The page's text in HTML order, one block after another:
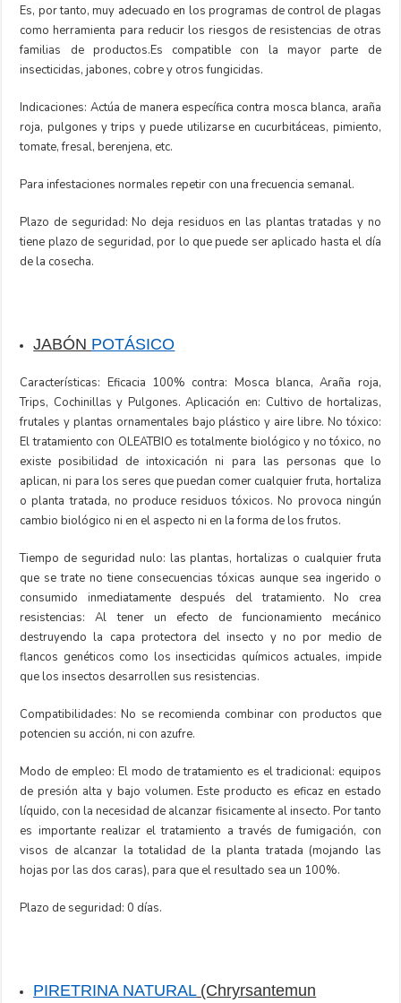
Es, por tanto, muy adecuado en los programas de control de plagas
como herramienta para reducir los riesgos de resistencias de otras
familias de productos.Es compatible con la mayor parte de
insecticidas, jabones, cobre y otros fungicidas.
Indicaciones: Actúa de manera específica contra mosca blanca, araña
roja, pulgones y trips y puede utilizarse en cucurbitáceas, pimiento,
tomate, fresal, berenjena, etc.
Para infestaciones normales repetir con una frecuencia semanal.
Plazo de seguridad: No deja residuos en las plantas tratadas y no
tiene plazo de seguridad, por lo que puede ser aplicado hasta el día
de la cosecha.
JABÓN POTÁSICO
Características: Eficacia 100% contra: Mosca blanca, Araña roja,
Trips, Cochinillas y Pulgones. Aplicación en: Cultivo de hortalizas,
frutales y plantas ornamentales bajo plástico y aire libre. No tóxico:
El tratamiento con OLEATBIO es totalmente biológico y no tóxico, no
existe posibilidad de intoxicación ni para las personas que lo
aplican, ni para los seres que puedan comer cualquier fruta, hortaliza
o planta tratada, no produce residuos tóxicos. No provoca ningún
cambio biológico ni en el aspecto ni en la forma de los frutos.
Tiempo de seguridad nulo: las plantas, hortalizas o cualquier fruta
que se trate no tiene consecuencias tóxicas aunque sea ingerido o
consumido inmediatamente después del tratamiento. No crea
resistencias: Al tener un efecto de funcionamiento mecánico
destruyendo la capa protectora del insecto y no por medio de
flancos genéticos como los insecticidas químicos actuales, impide
que los insectos desarrollen sus resistencias.
Compatibilidades: No se recomienda combinar con productos que
potencien su acción, ni con azufre.
Modo de empleo: El modo de tratamiento es el tradicional: equipos
de presión alta y bajo volumen. Este producto es eficaz en estado
líquido, con la necesidad de alcanzar fisicamente al insecto. Por tanto
es importante realizar el tratamiento a través de fumigación, con
visos de alcanzar la totalidad de la planta tratada (mojando las
hojas por las dos caras), para que el resultado sea un 100%.
Plazo de seguridad: 0 días.
PIRETRINA NATURAL(Chryrsantemun